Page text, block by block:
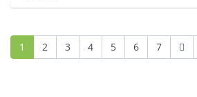
1 2 3 4 5 6 7